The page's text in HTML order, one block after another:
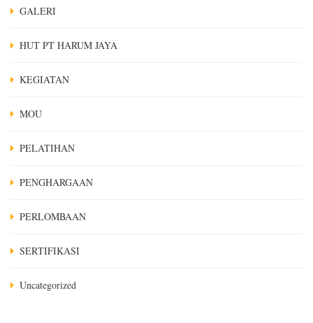
GALERI
HUT PT HARUM JAYA
KEGIATAN
MOU
PELATIHAN
PENGHARGAAN
PERLOMBAAN
SERTIFIKASI
Uncategorized